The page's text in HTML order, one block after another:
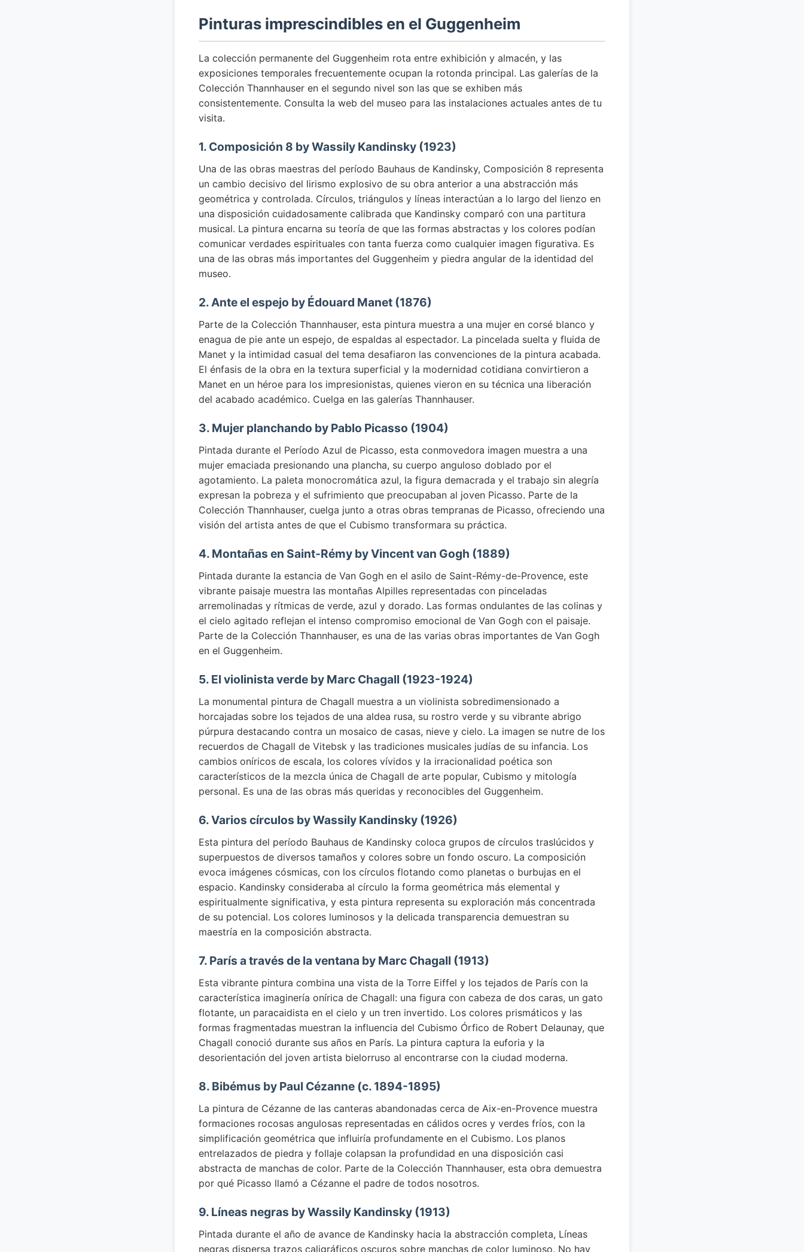
Pinturas imprescindibles en el Guggenheim
La colección permanente del Guggenheim rota entre exhibición y almacén, y las
exposiciones temporales frecuentemente ocupan la rotonda principal. Las galerías de la
Colección Thannhauser en el segundo nivel son las que se exhiben más
consistentemente. Consulta la web del museo para las instalaciones actuales antes de tu
visita.
1. Composición 8 by Wassily Kandinsky (1923)
Una de las obras maestras del período Bauhaus de Kandinsky, Composición 8 representa
un cambio decisivo del lirismo explosivo de su obra anterior a una abstracción más
geométrica y controlada. Círculos, triángulos y líneas interactúan a lo largo del lienzo en
una disposición cuidadosamente calibrada que Kandinsky comparó con una partitura
musical. La pintura encarna su teoría de que las formas abstractas y los colores podían
comunicar verdades espirituales con tanta fuerza como cualquier imagen figurativa. Es
una de las obras más importantes del Guggenheim y piedra angular de la identidad del
museo.
2. Ante el espejo by Édouard Manet (1876)
Parte de la Colección Thannhauser, esta pintura muestra a una mujer en corsé blanco y
enagua de pie ante un espejo, de espaldas al espectador. La pincelada suelta y fluida de
Manet y la intimidad casual del tema desafiaron las convenciones de la pintura acabada.
El énfasis de la obra en la textura superficial y la modernidad cotidiana convirtieron a
Manet en un héroe para los impresionistas, quienes vieron en su técnica una liberación
del acabado académico. Cuelga en las galerías Thannhauser.
3. Mujer planchando by Pablo Picasso (1904)
Pintada durante el Período Azul de Picasso, esta conmovedora imagen muestra a una
mujer emaciada presionando una plancha, su cuerpo anguloso doblado por el
agotamiento. La paleta monocromática azul, la figura demacrada y el trabajo sin alegría
expresan la pobreza y el sufrimiento que preocupaban al joven Picasso. Parte de la
Colección Thannhauser, cuelga junto a otras obras tempranas de Picasso, ofreciendo una
visión del artista antes de que el Cubismo transformara su práctica.
4. Montañas en Saint-Rémy by Vincent van Gogh (1889)
Pintada durante la estancia de Van Gogh en el asilo de Saint-Rémy-de-Provence, este
vibrante paisaje muestra las montañas Alpilles representadas con pinceladas
arremolinadas y rítmicas de verde, azul y dorado. Las formas ondulantes de las colinas y
el cielo agitado reflejan el intenso compromiso emocional de Van Gogh con el paisaje.
Parte de la Colección Thannhauser, es una de las varias obras importantes de Van Gogh
en el Guggenheim.
5. El violinista verde by Marc Chagall (1923-1924)
La monumental pintura de Chagall muestra a un violinista sobredimensionado a
horcajadas sobre los tejados de una aldea rusa, su rostro verde y su vibrante abrigo
púrpura destacando contra un mosaico de casas, nieve y cielo. La imagen se nutre de los
recuerdos de Chagall de Vitebsk y las tradiciones musicales judías de su infancia. Los
cambios oníricos de escala, los colores vívidos y la irracionalidad poética son
característicos de la mezcla única de Chagall de arte popular, Cubismo y mitología
personal. Es una de las obras más queridas y reconocibles del Guggenheim.
6. Varios círculos by Wassily Kandinsky (1926)
Esta pintura del período Bauhaus de Kandinsky coloca grupos de círculos traslúcidos y
superpuestos de diversos tamaños y colores sobre un fondo oscuro. La composición
evoca imágenes cósmicas, con los círculos flotando como planetas o burbujas en el
espacio. Kandinsky consideraba al círculo la forma geométrica más elemental y
espiritualmente significativa, y esta pintura representa su exploración más concentrada
de su potencial. Los colores luminosos y la delicada transparencia demuestran su
maestría en la composición abstracta.
7. París a través de la ventana by Marc Chagall (1913)
Esta vibrante pintura combina una vista de la Torre Eiffel y los tejados de París con la
característica imaginería onírica de Chagall: una figura con cabeza de dos caras, un gato
flotante, un paracaidista en el cielo y un tren invertido. Los colores prismáticos y las
formas fragmentadas muestran la influencia del Cubismo Órfico de Robert Delaunay, que
Chagall conoció durante sus años en París. La pintura captura la euforia y la
desorientación del joven artista bielorruso al encontrarse con la ciudad moderna.
8. Bibémus by Paul Cézanne (c. 1894-1895)
La pintura de Cézanne de las canteras abandonadas cerca de Aix-en-Provence muestra
formaciones rocosas angulosas representadas en cálidos ocres y verdes fríos, con la
simplificación geométrica que influiría profundamente en el Cubismo. Los planos
entrelazados de piedra y follaje colapsan la profundidad en una disposición casi
abstracta de manchas de color. Parte de la Colección Thannhauser, esta obra demuestra
por qué Picasso llamó a Cézanne el padre de todos nosotros.
9. Líneas negras by Wassily Kandinsky (1913)
Pintada durante el año de avance de Kandinsky hacia la abstracción completa, Líneas
negras dispersa trazos caligráficos oscuros sobre manchas de color luminoso. No hay